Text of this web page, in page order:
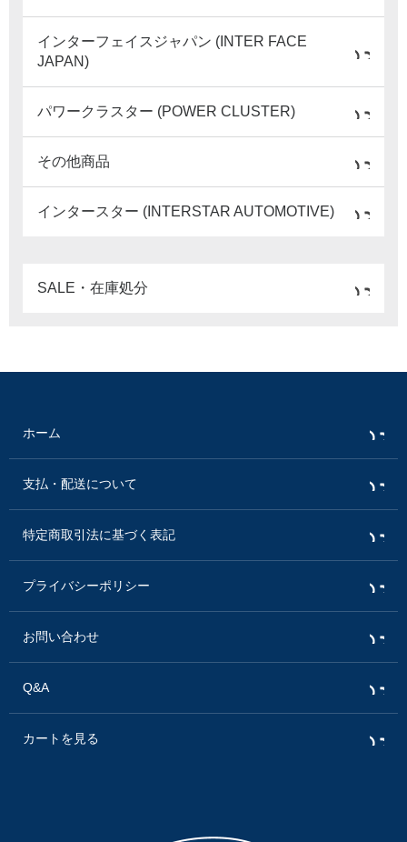
インターフェイスジャパン (INTER FACE
JAPAN)
パワークラスター (POWER CLUSTER)
その他商品
インタースター (INTERSTAR AUTOMOTIVE)
SALE・在庫処分
ホーム
支払・配送について
特定商取引法に基づく表記
プライバシーポリシー
お問い合わせ
Q&A
カートを見る